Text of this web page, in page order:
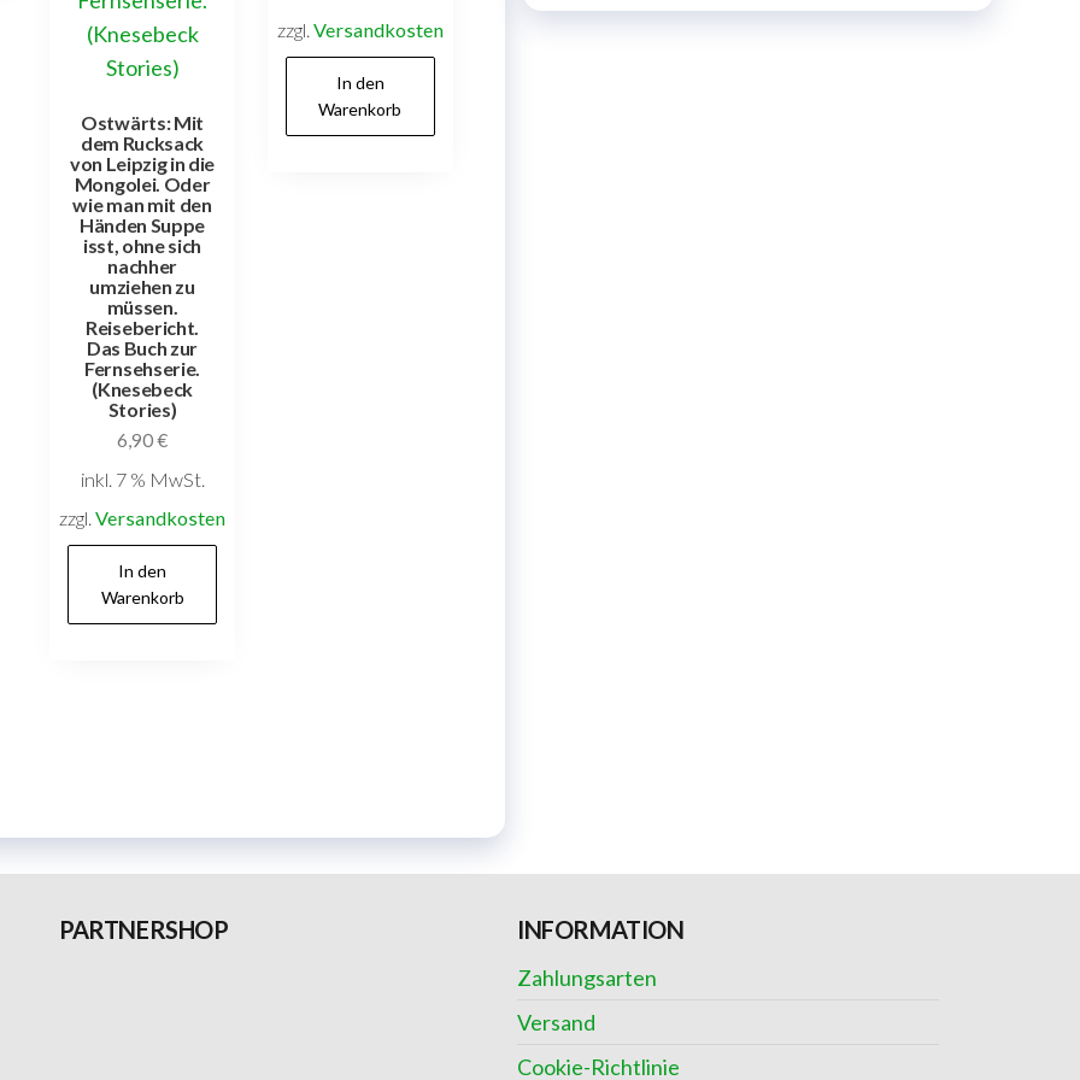
Ostwärts: Mit
dem Rucksack
von Leipzig in die
Mongolei. Oder
wie man mit den
Händen Suppe
isst, ohne sich
nachher
umziehen zu
müssen.
Reisebericht.
Das Buch zur
Fernsehserie.
(Knesebeck
Stories)
6,90€
inkl. 7 % MwSt.
zzgl.Versandkosten
In den
Warenkorb
zzgl. Versandkosten
In den
Warenkorb
PARTNERSHOP INFORMATION
Zahlungsarten
Versand
Cookie-Richtlinie